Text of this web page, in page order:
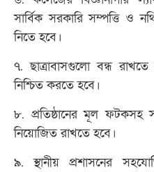
সার্বিক সরকারি সম্পত্তি ও
নিতে হবে।
৭. ছাত্রাবাসগুলো বন্ধ রাখতে
নিশ্চিত করতে হবে।
৮. প্রতিষ্ঠানের মূল ফটকসহ
নিয়োজিত রাখতে হবে।
৯. স্থানীয় প্রশাসনের